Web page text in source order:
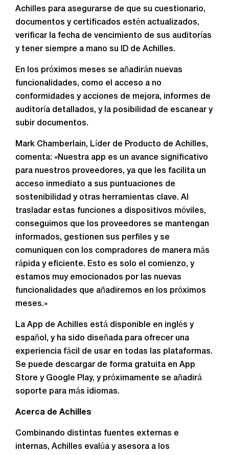
Achilles para asegurarse de que su cuestionario,
documentos y certificados estén actualizados,
verificar la fecha de vencimiento de sus auditorías
y tener siempre a mano su ID de Achilles.
En los próximos meses se añadirán nuevas
funcionalidades, como el acceso a no
conformidades y acciones de mejora, informes de
auditoría detallados, y la posibilidad de escanear y
subir documentos.
Mark Chamberlain, Líder de Producto de Achilles,
comenta: «Nuestra app es un avance significativo
para nuestros proveedores, ya que les facilita un
acceso inmediato a sus puntuaciones de
sostenibilidad y otras herramientas clave. Al
trasladar estas funciones a dispositivos móviles,
conseguimos que los proveedores se mantengan
informados, gestionen sus perfiles y se
comuniquen con los compradores de manera más
rápida y eficiente. Esto es solo el comienzo, y
estamos muy emocionados por las nuevas
funcionalidades que añadiremos en los próximos
meses.»
La App de Achilles está disponible en inglés y
español, y ha sido diseñada para ofrecer una
experiencia fácil de usar en todas las plataformas.
Se puede descargar de forma gratuita en App
Store y Google Play, y próximamente se añadirá
soporte para más idiomas.
Acerca de Achilles
Combinando distintas fuentes externas e
internas, Achilles evalúa y asesora a los